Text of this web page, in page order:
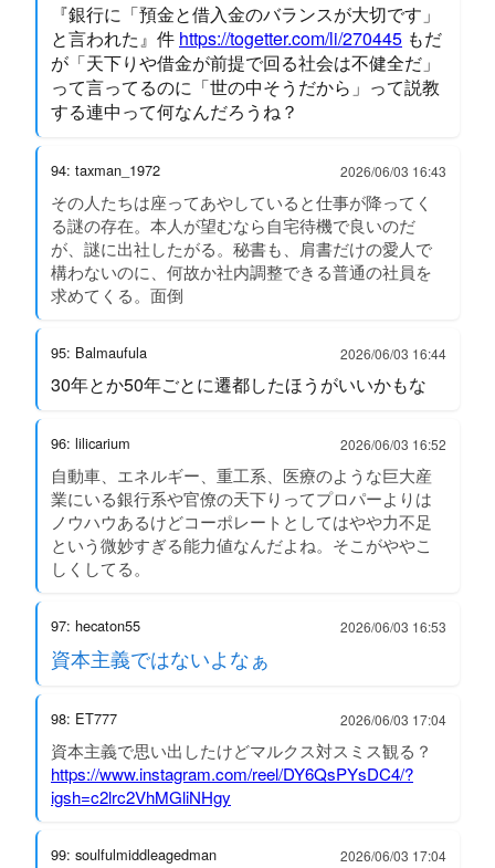
『銀行に「預金と借入金のバランスが大切です」
と言われた』件 https://togetter.com/li/270445 もだ
が「天下りや借金が前提で回る社会は不健全だ」
って言ってるのに「世の中そうだから」って説教
する連中って何なんだろうね？
94: taxman_1972 2026/06/03 16:43
その人たちは座ってあやしていると仕事が降ってく
る謎の存在。本人が望むなら自宅待機で良いのだ
が、謎に出社したがる。秘書も、肩書だけの愛人で
構わないのに、何故か社内調整できる普通の社員を
求めてくる。面倒
95: Balmaufula 2026/06/03 16:44
30年とか50年ごとに遷都したほうがいいかもな
96: lilicarium 2026/06/03 16:52
自動車、エネルギー、重工系、医療のような巨大産
業にいる銀行系や官僚の天下りってプロパーよりは
ノウハウあるけどコーポレートとしてはやや力不足
という微妙すぎる能力値なんだよね。そこがややこ
しくしてる。
97: hecaton55 2026/06/03 16:53
資本主義ではないよなぁ
98: ET777 2026/06/03 17:04
資本主義で思い出したけどマルクス対スミス観る？
https://www.instagram.com/reel/DY6QsPYsDC4/?
igsh=c2lrc2VhMGliNHgy
99: soulfulmiddleagedman 2026/06/03 17:04